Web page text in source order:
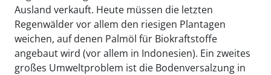
Ausland verkauft. Heute müssen die letzten
Regenwälder vor allem den riesigen Plantagen
weichen, auf denen Palmöl für Biokraftstoffe
angebaut wird (vor allem in Indonesien). Ein zweites
großes Umweltproblem ist die Bodenversalzung in